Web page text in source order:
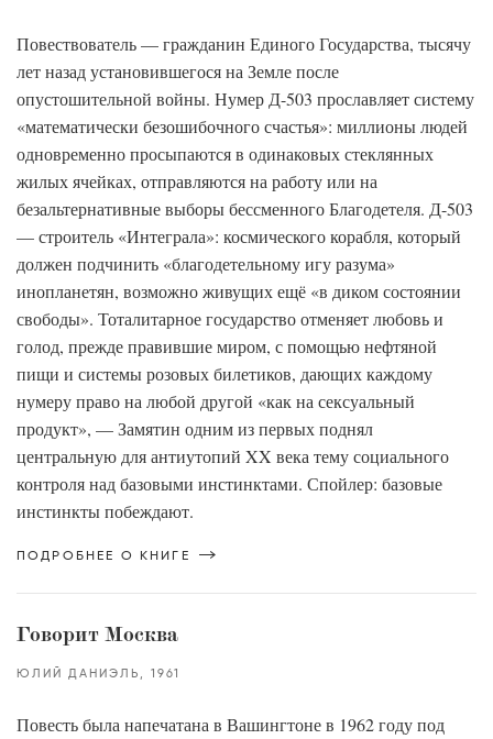
Повествователь — гражданин Единого Государства, тысячу
лет назад установившегося на Земле после
опустошительной войны. Нумер Д-503 прославляет систему
«математически безошибочного счастья»: миллионы людей
одновременно просыпаются в одинаковых стеклянных
жилых ячейках, отправляются на работу или на
безальтернативные выборы бессменного Благодетеля. Д-503
— строитель «Интеграла»: космического корабля, который
должен подчинить «благодетельному игу разума»
инопланетян, возможно живущих ещё «в диком состоянии
свободы». Тоталитарное государство отменяет любовь и
голод, прежде правившие миром, с помощью нефтяной
пищи и системы розовых билетиков, дающих каждому
нумеру право на любой другой «как на сексуальный
продукт», — Замятин одним из первых поднял
центральную для антиутопий XX века тему социального
контроля над базовыми инстинктами. Спойлер: базовые
инстинкты побеждают.
ПОДРОБНЕЕ О КНИГЕ
Говорит Москва
ЮЛИЙ ДАНИЭЛЬ 1961
Повесть была напечатана в Вашингтоне в 1962 году под